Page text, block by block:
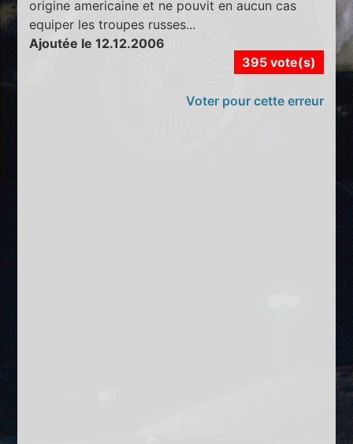
origine americaine et ne pouvit en aucun cas
equiper les troupes russes...
Ajoutée le 12.12.2006
395 vote(s)
Voter pour cette erreur